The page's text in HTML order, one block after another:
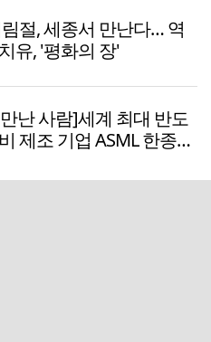
절, 세종서 만난다… 역
유, '평화의 장'
난 사람]세계 최대 반도
제조 기업 ASML 한종호